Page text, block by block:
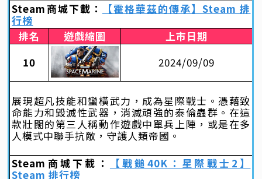
Steam商城下載：
【霍格華茲的傳承】Steam 排
行榜
排名
遊戲縮圖
上市日期
10
2024/09/09
展現超凡技能和蠻橫武力，成為星際戰士。憑藉致
命能力和毀滅性武器，消滅頑強的泰倫蟲群。在這
款壯闊的第三人稱動作遊戲中單兵上陣，或是在多
人模式中聯手抗敵，守護人類帝國。
Steam商城下載：
【戰鎚40K：星際戰士2】
Steam 排行榜